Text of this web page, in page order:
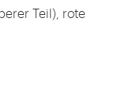
Teil), rote